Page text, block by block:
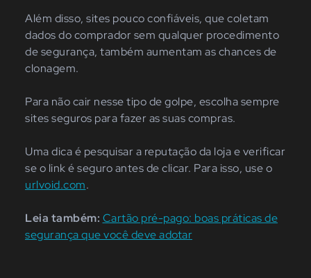
Além disso, sites pouco confiáveis, que coletam
dados do comprador sem qualquer procedimento
de segurança, também aumentam as chances de
clonagem.
Para não cair nesse tipo de golpe, escolha sempre
sites seguros para fazer as suas compras.
Uma dica é pesquisar a reputação da loja e verificar
se o link é seguro antes de clicar. Para isso, use o
urlvoid.com.
Leia também: Cartão pré-pago: boas práticas de
segurança que você deve adotar